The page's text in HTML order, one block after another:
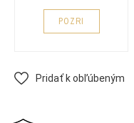
POZRI
Pridať k obľúbeným